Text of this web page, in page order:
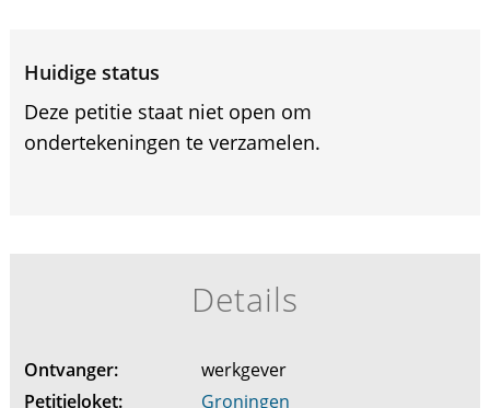
Huidige status
Deze petitie staat niet open om
ondertekeningen te verzamelen.
Details
Ontvanger:
werkgever
Petitieloket:
Groningen